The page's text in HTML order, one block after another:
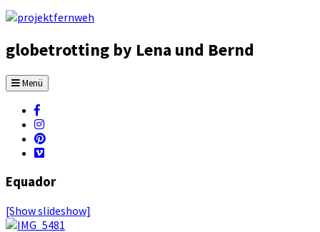
globetrotting by Lena und Bernd
Menü
Equador
[Show slideshow]